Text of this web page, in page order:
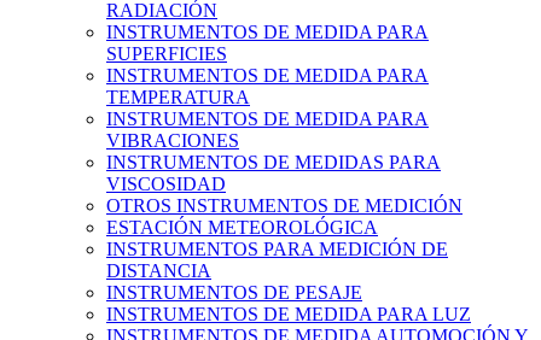
RADIACIÓN
INSTRUMENTOS DE MEDIDA PARA
SUPERFICIES
INSTRUMENTOS DE MEDIDA PARA
TEMPERATURA
INSTRUMENTOS DE MEDIDA PARA
VIBRACIONES
INSTRUMENTOS DE MEDIDAS PARA
VISCOSIDAD
OTROS INSTRUMENTOS DE MEDICIÓN
ESTACIÓN METEOROLÓGICA
INSTRUMENTOS PARA MEDICIÓN DE
DISTANCIA
INSTRUMENTOS DE PESAJE
INSTRUMENTOS DE MEDIDA PARA LUZ
INSTRUMENTOS DE MEDIDA AUTOMOCIÓN Y